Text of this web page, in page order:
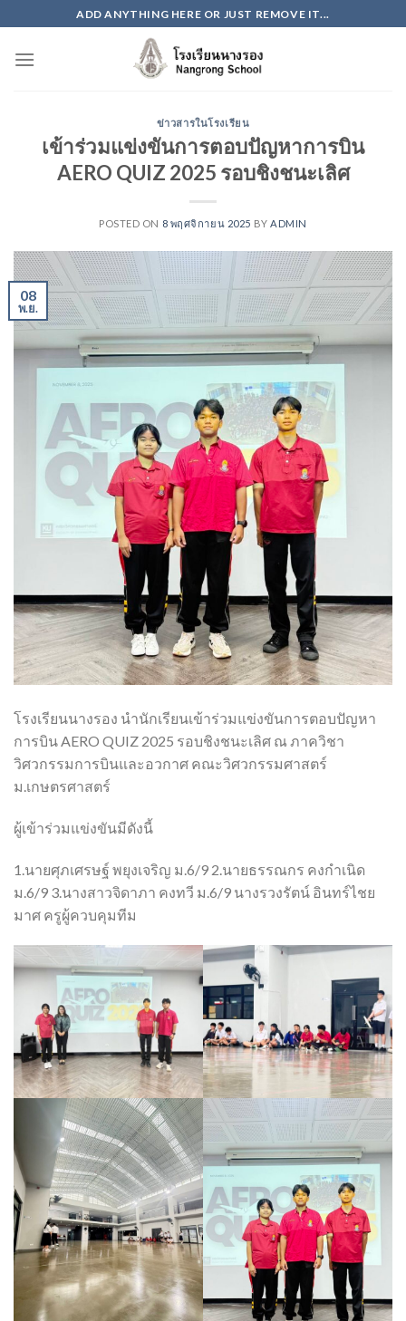
to
content
ADD ANYTHING HERE OR JUST REMOVE IT...
ข่าวสารในโรงเรียน
เข้าร่วมแข่งขันการตอบปัญหาการบิน
AERO QUIZ 2025 รอบชิงชนะเลิศ
POSTED ON 8 พฤศจิกายน 2025 BY ADMIN
08
พ.ย.
โรงเรียนนางรอง นำนักเรียนเข้าร่วมแข่งขันการตอบปัญหา
การบิน AERO QUIZ 2025 รอบชิงชนะเลิศ ณ ภาควิชา
วิศวกรรมการบินและอวกาศ คณะวิศวกรรมศาสตร์
ม.เกษตรศาสตร์
ผู้เข้าร่วมแข่งขันมีดังนี้
1.นายศุภเศรษฐ์ พยุงเจริญ ม.6/9 2.นายธรรณกร คงกำเนิด
ม.6/9 3.นางสาวจิดาภา คงทวี ม.6/9 นางรวงรัตน์ อินทร์ไชย
มาศ ครูผู้ควบคุมทีม